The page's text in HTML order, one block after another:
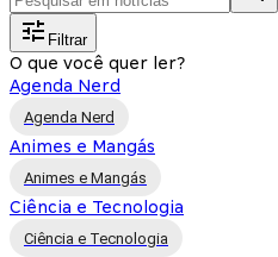
Filtrar
O que você quer ler?
Agenda Nerd
Agenda Nerd
Animes e Mangás
Animes e Mangás
Ciência e Tecnologia
Ciência e Tecnologia